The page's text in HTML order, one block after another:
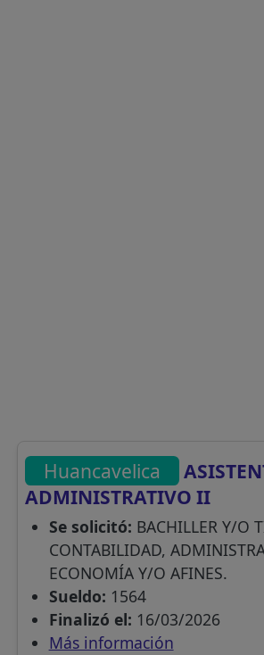
Huancavelica
ADMINISTRATIVO II
Se solicitó: BACHILLER Y/O
CONTABILIDAD,
ECONOMÍA Y/O AFINES.
Sueldo: 1564
Finalizó el: 16/03/2026
Más información